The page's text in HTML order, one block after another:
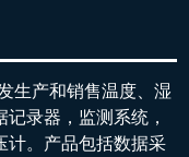
生产和销售温度、湿
录器，监测系统，
计。产品包括数据采